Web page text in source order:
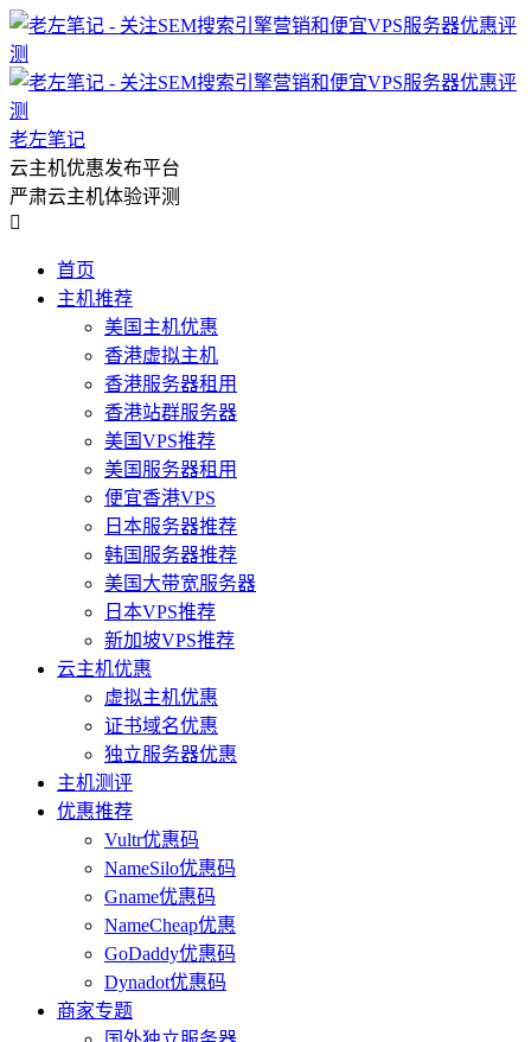
老左笔记
云主机优惠发布平台
严肃云主机体验评测

首页
主机推荐
美国主机优惠
香港虚拟主机
香港服务器租用
香港站群服务器
美国VPS推荐
美国服务器租用
便宜香港VPS
日本服务器推荐
韩国服务器推荐
美国大带宽服务器
日本VPS推荐
新加坡VPS推荐
云主机优惠
虚拟主机优惠
证书域名优惠
独立服务器优惠
主机测评
优惠推荐
Vultr优惠码
NameSilo优惠码
Gname优惠码
NameCheap优惠
GoDaddy优惠码
Dynadot优惠码
商家专题